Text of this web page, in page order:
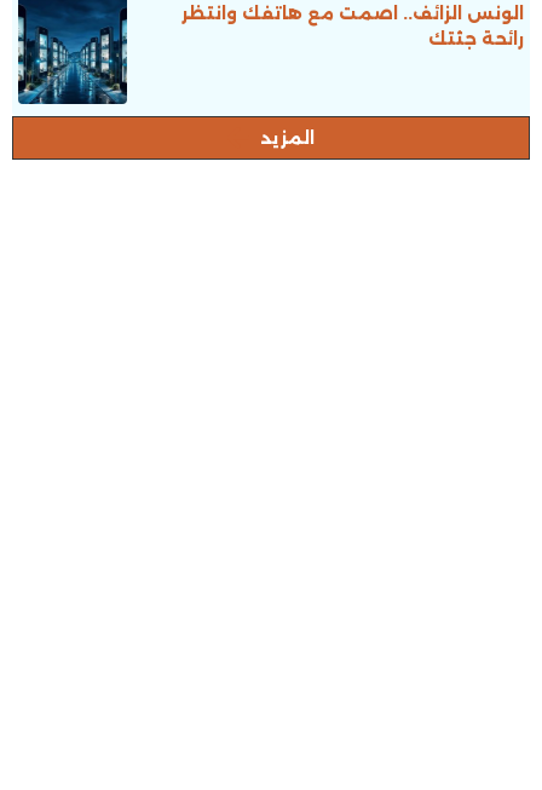
الونس الزائف.. اصمت مع هاتفك وانتظر
رائحة جثتك
المزيد